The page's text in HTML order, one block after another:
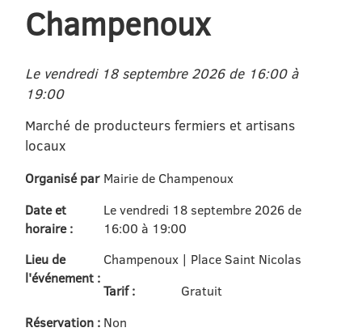
Champenoux
Le vendredi 18 septembre 2026 de 16:00 à
19:00
Marché de producteurs fermiers et artisans
locaux
Organisé par Mairie de Champenoux
Date et
horaire :
Le vendredi 18 septembre 2026 de
16:00 à 19:00
Lieu de
l'événement :
Champenoux | Place Saint Nicolas
Tarif :
Gratuit
Réservation : Non